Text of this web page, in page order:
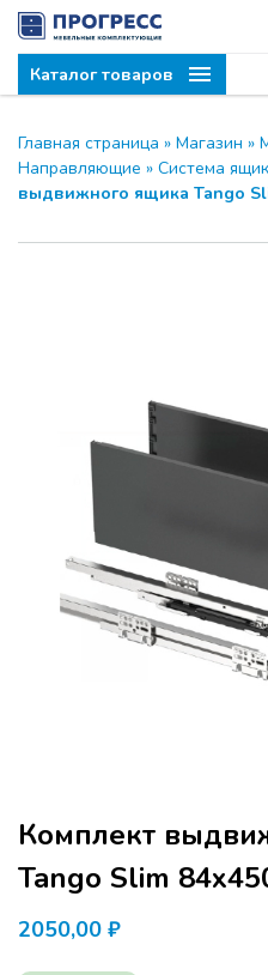
Каталог товаров
Главная страница » Магазин »
Направляющие » Система
выдвижного ящика Tango
Комплект
Tango Slim
2050,00 ₽